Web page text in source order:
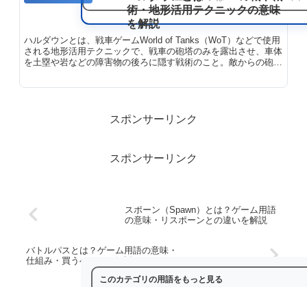
このカテゴリの用語をもっと見る
れることが多く、サウンドに奥行きや
厚みをもたらすのに役立ちます。ディ
レイタイム（遅延時間）を調整するこ
とで、サウンドに微妙なニュアンスか
らドラマチックな効果まで与えること
ができます。
術・地形活用テクニックの意味
を解説
ハルダウンとは、戦車ゲームWorld of Tanks（WoT）などで使用
される地形活用テクニックで、戦車の砲塔のみを露出させ、車体
を土塁や岩などの障害物の後ろに隠す戦術のこと。敵からの砲撃
スポンサーリンク
スポンサーリンク
スポーン（Spawn）とは？ゲーム用語
の意味・リスポーンとの違いを解説
バトルパスとは？ゲーム用語の意味・
仕組み・買うべきかを解説